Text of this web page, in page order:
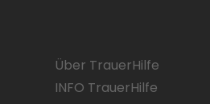
Über TrauerHilfe
INFO TrauerHilfe